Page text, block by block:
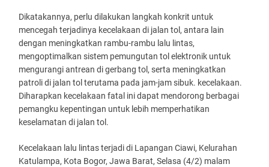
Dikatakannya, perlu dilakukan langkah konkrit untuk
mencegah terjadinya kecelakaan di jalan tol, antara lain
dengan meningkatkan rambu-rambu lalu lintas,
mengoptimalkan sistem pemungutan tol elektronik untuk
mengurangi antrean di gerbang tol, serta meningkatkan
patroli di jalan tol terutama pada jam-jam sibuk. kecelakaan.
Diharapkan kecelakaan fatal ini dapat mendorong berbagai
pemangku kepentingan untuk lebih memperhatikan
keselamatan di jalan tol.
Kecelakaan lalu lintas terjadi di Lapangan Ciawi, Kelurahan
Katulampa, Kota Bogor, Jawa Barat, Selasa (4/2) malam